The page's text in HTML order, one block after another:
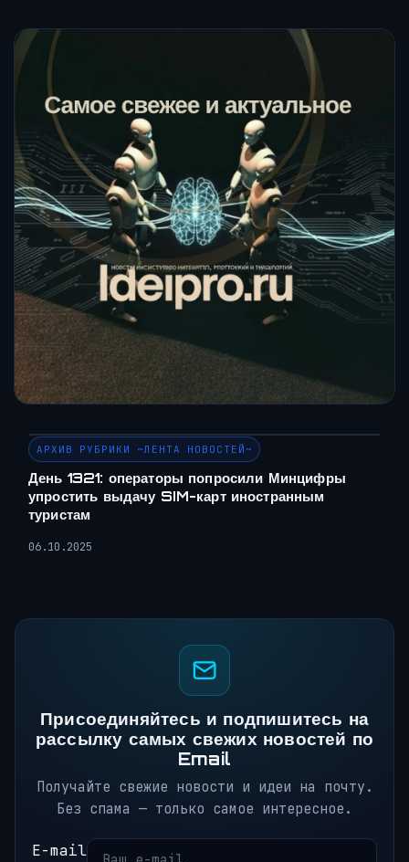
АРХИВ РУБРИКИ ~ЛЕНТА НОВОСТЕЙ~
День 1321: операторы попросили Минцифры
упростить выдачу SIM-карт иностранным
туристам
06.10.2025
Присоединяйтесь и подпишитесь на
рассылку самых свежих новостей по
Email
Получайте свежие новости и идеи на почту.
Без спама — только самое интересное.
E-mail